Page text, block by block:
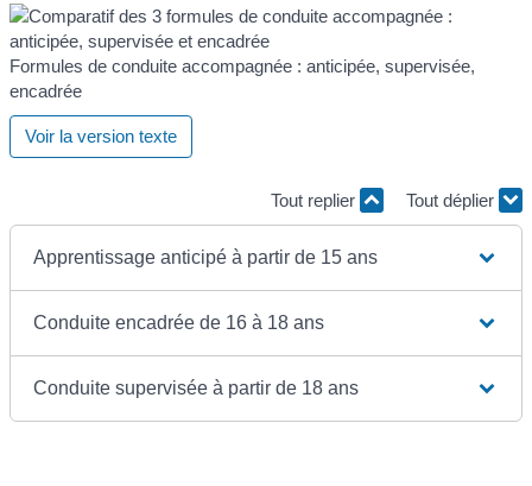
Formules de conduite accompagnée : anticipée, supervisée,
encadrée
Voir la version texte
Tout replier Tout déplier
Apprentissage anticipé à partir de 15 ans
Conduite encadrée de 16 à 18 ans
Conduite supervisée à partir de 18 ans